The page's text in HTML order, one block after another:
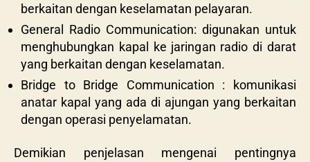
berkaitan dengan keselamatan pelayaran.
General Radio Communication: digunakan untuk
menghubungkan kapal ke jaringan radio di darat
yang berkaitan dengan keselamatan.
Bridge to Bridge Communication : komunikasi
anatar kapal yang ada di ajungan yang berkaitan
dengan operasi penyelamatan.
Demikian penjelasan mengenai pentingnya